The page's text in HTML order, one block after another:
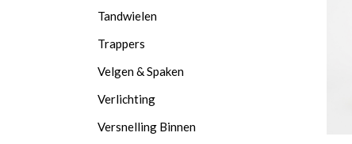
Tandwielen
Trappers
Velgen & Spaken
Verlichting
Versnelling Binnen